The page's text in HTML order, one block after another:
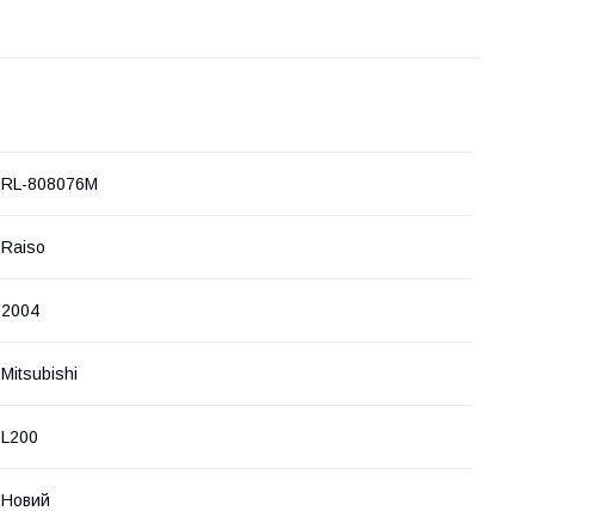
RL-808076M
Raiso
2004
Mitsubishi
L200
Новий